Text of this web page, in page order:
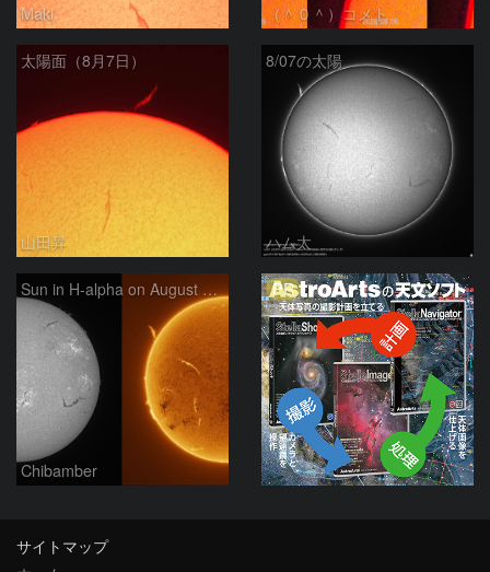
Maki （＾０＾）コメト
太陽面（8月7日）
山田昇
8/07の太陽
ハム太
Sun in H-alpha on August 7, 2026
Chibamber
PR
サイトマップ